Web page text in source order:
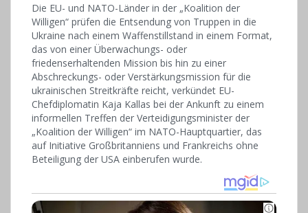
Die EU- und NATO-Länder in der „Koalition der
Willigen“ prüfen die Entsendung von Truppen in die
Ukraine nach einem Waffenstillstand in einem Format,
das von einer Überwachungs- oder
friedenserhaltenden Mission bis hin zu einer
Abschreckungs- oder Verstärkungsmission für die
ukrainischen Streitkräfte reicht, verkündet EU-
Chefdiplomatin Kaja Kallas bei der Ankunft zu einem
informellen Treffen der Verteidigungsminister der
„Koalition der Willigen“ im NATO-Hauptquartier, das
auf Initiative Großbritanniens und Frankreichs ohne
Beteiligung der USA einberufen wurde.